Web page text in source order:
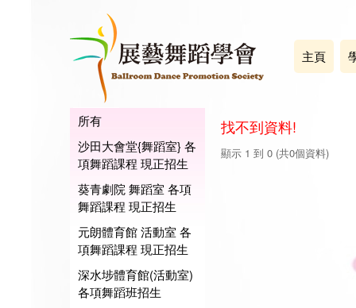
主頁
所有
沙田大會堂{舞蹈室} 各
項舞蹈課程 現正招生
葵青劇院 舞蹈室 各項
舞蹈課程 現正招生
元朗體育館 活動室 各
項舞蹈課程 現正招生
深水埗體育館(活動室)
各項舞蹈班招生
找不到資料!
顯示 1 到 0 (共0個資料)